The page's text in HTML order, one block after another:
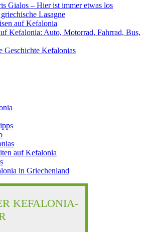
Gialos – Hier ist immer etwas los
Lasagne
auf Kefalonia
Kefalonia: Auto, Motorrad, Fahrrad, Bus,
Geschichte Kefalonias
auf Kefalonia
in Griechenland
KEFALONIA-